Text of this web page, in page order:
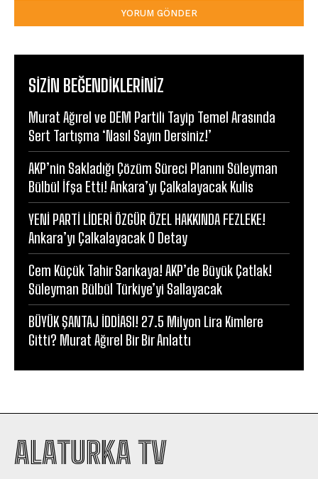
SIZIN BEĞENDIKLERINIZ
Murat Ağırel ve DEM Partili Tayip Temel Arasında
Sert Tartışma ‘Nasıl Sayın Dersiniz!’
AKP’nin Sakladığı Çözüm Süreci Planını Süleyman
Bülbül İfşa Etti! Ankara’yı Çalkalayacak Kulis
YENİ PARTİ LİDERİ ÖZGÜR ÖZEL HAKKINDA FEZLEKE!
Ankara’yı Çalkalayacak O Detay
Cem Küçük Tahir Sarıkaya! AKP’de Büyük Çatlak!
Süleyman Bülbül Türkiye’yi Sallayacak
BÜYÜK ŞANTAJ İDDİASI! 27.5 Milyon Lira Kimlere
Gitti? Murat Ağırel Bir Bir Anlattı
ALATURKA TV